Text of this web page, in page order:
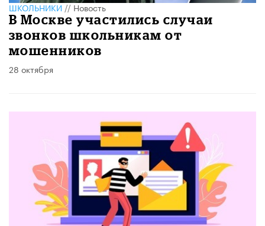
ШКОЛЬНИКИ//Новость
В Москве участились случаи
звонков школьникам от
мошенников
28 октября